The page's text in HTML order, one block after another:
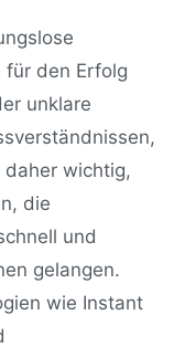
für den Erfolg
unklare
daher wichtig,
die
und
gelangen.
wie Instant